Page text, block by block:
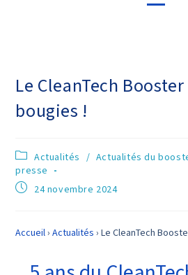
Le CleanTech
bougies !
Actualités / Actualités du
presse
24 novembre 2024
Accueil›Actualités ›Le CleanTech